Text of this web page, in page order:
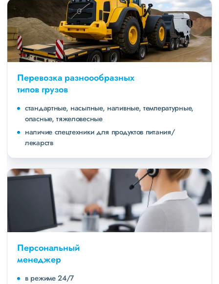
Перевозка разноообразных
типов грузов
стандартные, насыпные, наливные, температурные,
опасные, тяжеловесные
наличие спецтехники для продуктов питания/
лекарств
Персональный
менеджер
в режиме 24/7